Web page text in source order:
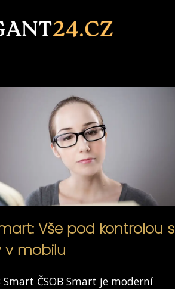
Vše pod kontrolou s
v mobilu
Smart ČSOB Smart je moderní